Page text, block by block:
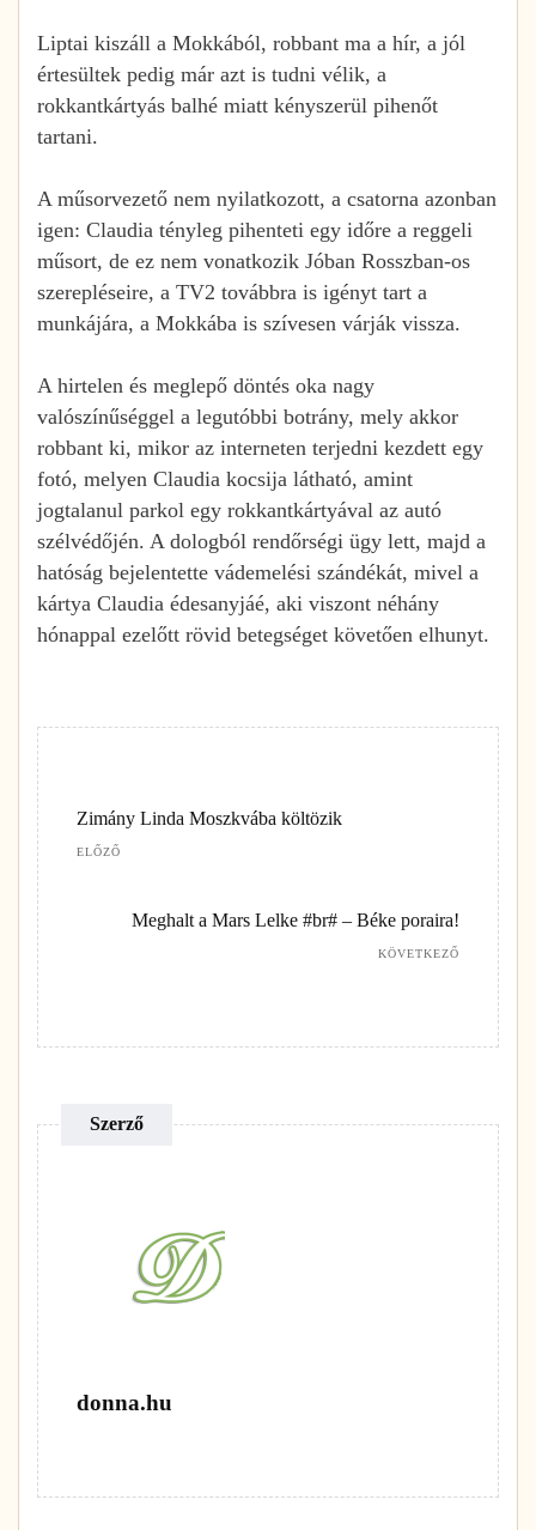
Liptai kiszáll a Mokkából, robbant ma a hír, a jól
értesültek pedig már azt is tudni vélik, a
rokkantkártyás balhé miatt kényszerül pihenőt
tartani.
A műsorvezető nem nyilatkozott, a csatorna azonban
igen: Claudia tényleg pihenteti egy időre a reggeli
műsort, de ez nem vonatkozik Jóban Rosszban-os
szerepléseire, a TV2 továbbra is igényt tart a
munkájára, a Mokkába is szívesen várják vissza.
A hirtelen és meglepő döntés oka nagy
valószínűséggel a legutóbbi botrány, mely akkor
robbant ki, mikor az interneten terjedni kezdett egy
fotó, melyen Claudia kocsija látható, amint
jogtalanul parkol egy rokkantkártyával az autó
szélvédőjén. A dologból rendőrségi ügy lett, majd a
hatóság bejelentette vádemelési szándékát, mivel a
kártya Claudia édesanyjáé, aki viszont néhány
hónappal ezelőtt rövid betegséget követően elhunyt.
Zimány Linda Moszkvába költözik
ELŐZŐ
Meghalt a Mars Lelke #br# – Béke poraira!
KÖVETKEZŐ
Szerző
donna.hu